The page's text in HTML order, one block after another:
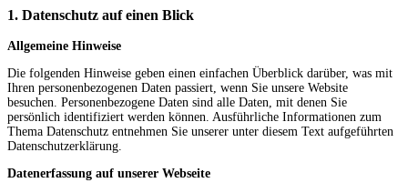
1. Datenschutz auf einen Blick
Allgemeine Hinweise
Die folgenden Hinweise geben einen einfachen Überblick darüber, was mit
Ihren personenbezogenen Daten passiert, wenn Sie unsere Website
besuchen. Personenbezogene Daten sind alle Daten, mit denen Sie
persönlich identifiziert werden können. Ausführliche Informationen zum
Thema Datenschutz entnehmen Sie unserer unter diesem Text aufgeführten
Datenschutzerklärung.
Datenerfassung auf unserer Webseite